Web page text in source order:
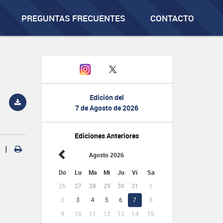
PREGUNTAS FRECUENTES CONTACTO
Edición del
7 de Agosto de 2026
Ediciones Anteriores
Agosto 2026
Do Lu Ma Mi Ju Vi Sa
26 27 28 29 30 31
1
2
3 4 5 6 7
8
9
10 11 12 13 14 15
|